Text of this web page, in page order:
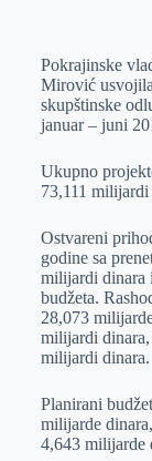
Pokrajinske
Mirović
skupštinske
januar – juni
Ukupno
73,111 milijardi
Ostvareni
godine sa
milijardi dinara
budžeta.
28,073
milijardi
milijardi dinara.
Planirani
milijarde
4,643 milijarde